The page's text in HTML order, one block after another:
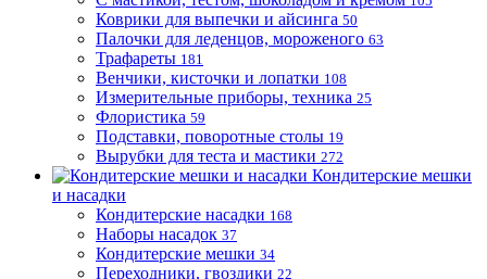
Коврики для выпечки и айсинга 50
Палочки для леденцов, мороженого 63
Трафареты 181
Венчики, кисточки и лопатки 108
Измерительные приборы, техника 25
Флористика 59
Подставки, поворотные столы 19
Вырубки для теста и мастики 272
Кондитерские мешки
и насадки
Кондитерские насадки 168
Наборы насадок 37
Кондитерские мешки 34
Переходники, гвоздики 22